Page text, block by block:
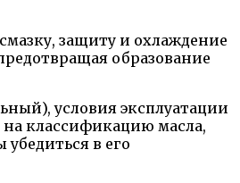
защиту и охлаждение
образование
условия эксплуатации
классификацию масла,
в его